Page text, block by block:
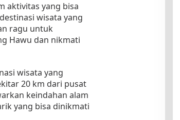
aktivitas yang bisa
wisata yang
ragu untuk
Hawu dan nikmati
wisata yang
20 km dari pusat
keindahan alam
yang bisa dinikmati